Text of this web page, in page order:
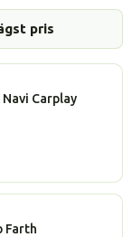
pris
Carplay
Farth